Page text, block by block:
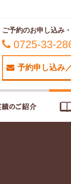
ご予約のお申し込み
0725-33-
予約申し込み